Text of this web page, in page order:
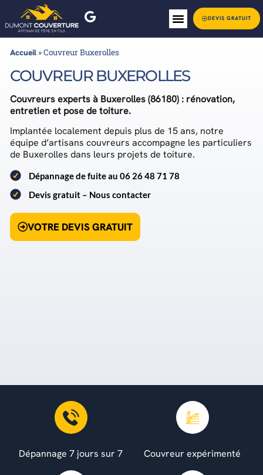
DEVIS GRATUIT
Accueil »Couvreur Buxerolles
COUVREUR BUXEROLLES
Couvreurs experts à Buxerolles (86180) : rénovation,
entretien et pose de toiture.
Implantée localement depuis plus de 15 ans, notre
équipe d’artisans couvreurs accompagne les particuliers
de Buxerolles dans leurs projets de toiture.
Dépannage de fuite au 06 26 48 71 78
Devis gratuit – Nous contacter
VOTRE DEVIS GRATUIT
Dépannage 7 jours sur 7 Couvreur expérimenté